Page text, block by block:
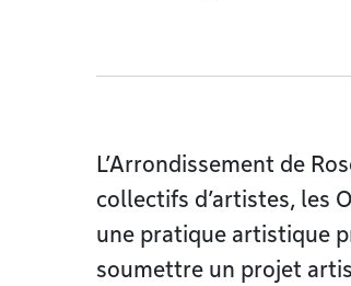
L’Arrondissement de
collectifs d’artistes, les
une pratique artistique
soumettre un projet